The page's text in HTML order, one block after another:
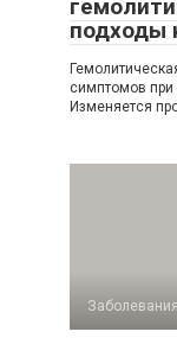
подходы
симптомов
Изменяется
Заболевания